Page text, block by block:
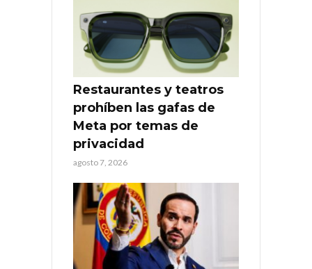
Restaurantes y teatros
prohíben las gafas de
Meta por temas de
privacidad
agosto 7, 2026